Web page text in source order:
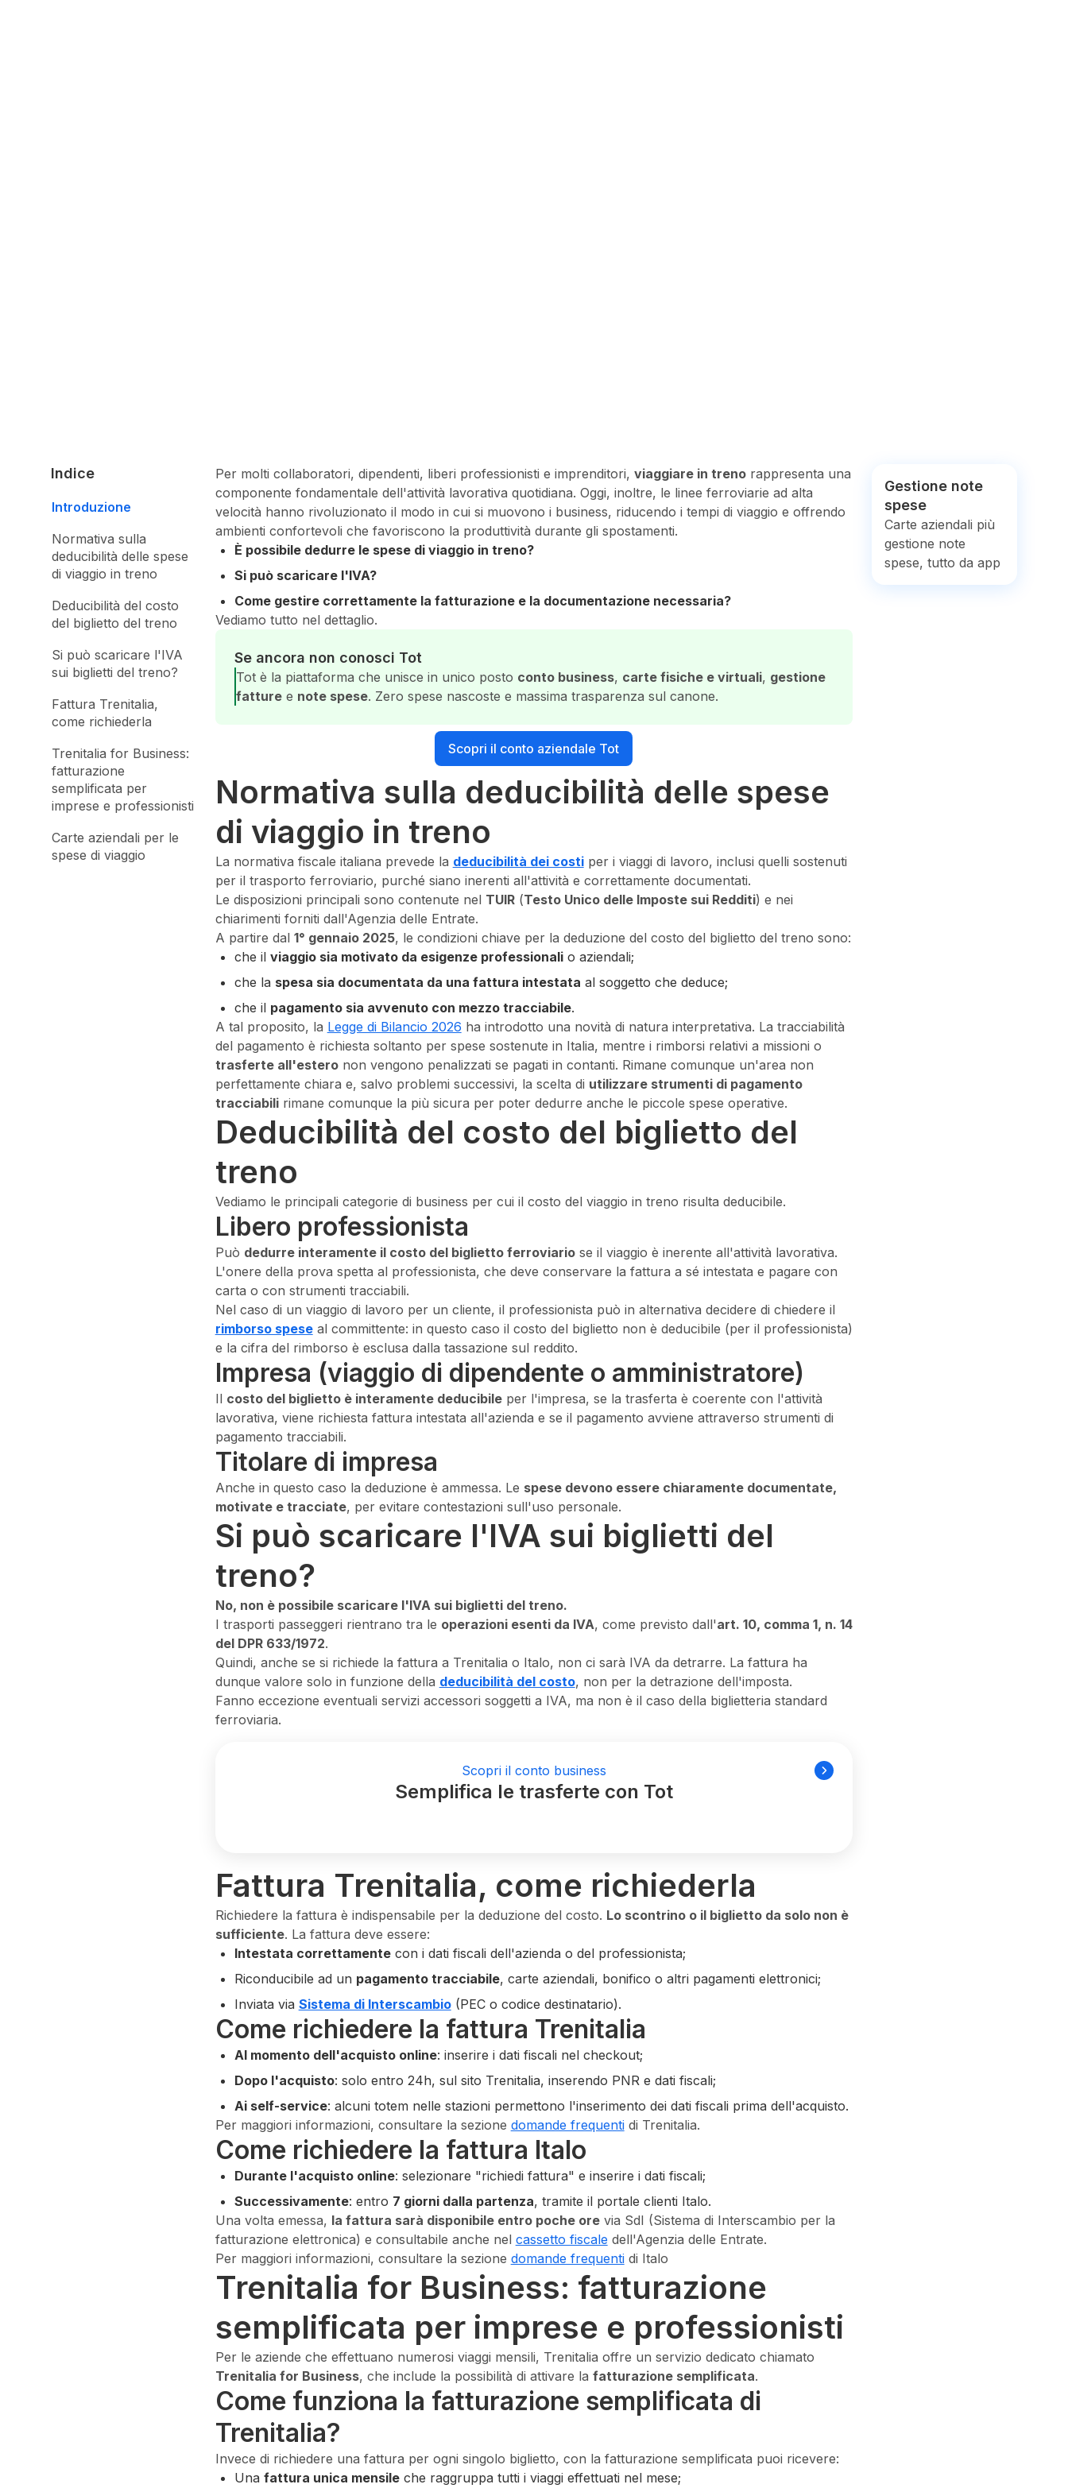
Indice
Introduzione
Normativa sulla
deducibilità delle spese
di viaggio in treno
Deducibilità del costo
del biglietto del treno
Si può scaricare l'IVA
sui biglietti del treno?
Fattura Trenitalia,
come richiederla
Trenitalia for Business:
fatturazione
semplificata per
imprese e professionisti
Carte aziendali per le
spese di viaggio
Per molti collaboratori, dipendenti, liberi professionisti e imprenditori, viaggiare in trenorappresenta una
componente fondamentale dell'attività lavorativa quotidiana. Oggi, inoltre, le linee ferroviarie ad alta
velocità hanno rivoluzionato il modo in cui si muovono i business, riducendo i tempi di viaggio e offrendo
ambienti confortevoli che favoriscono la produttività durante gli spostamenti.
È possibile dedurre le spese di viaggio in treno?
Si può scaricare l'IVA?
Come gestire correttamente la fatturazione e la documentazione necessaria?
Vediamo tutto nel dettaglio.
Se ancora non conosci Tot
Tot è la piattaforma che unisce in unico posto conto business, carte fisiche e virtuali, gestione
fatturee note spese. Zero spese nascoste e massima trasparenza sul canone.
Scopri il conto aziendale Tot
Normativa sulla deducibilità delle spese
di viaggio in treno
La normativa fiscale italiana prevede la deducibilità dei costiper i viaggi di lavoro, inclusi quelli sostenuti
per il trasporto ferroviario, purché siano inerenti all'attività e correttamente documentati.
Le disposizioni principali sono contenute nel TUIR(Testo Unico delle Imposte sui Redditi) e nei
chiarimenti forniti dall'Agenzia delle Entrate.
A partire dal 1° gennaio 2025, le condizioni chiave per la deduzione del costo del biglietto del treno sono:
che il viaggio sia motivato da esigenze professionalio aziendali;
che la spesa sia documentata da una fattura intestata al soggetto che deduce;
che il pagamento sia avvenuto con mezzo tracciabile.
A tal proposito, la Legge di Bilancio 2026 ha introdotto una novità di natura interpretativa. La tracciabilità
del pagamento è richiesta soltanto per spese sostenute in Italia, mentre i rimborsi relativi a missioni o
trasferte all'esteronon vengono penalizzati se pagati in contanti. Rimane comunque un'area non
perfettamente chiara e, salvo problemi successivi, la scelta di utilizzare strumenti di pagamento
tracciabilirimane comunque la più sicura per poter dedurre anche le piccole spese operative.
Deducibilità del costo del biglietto del
treno
Vediamo le principali categorie di business per cui il costo del viaggio in treno risulta deducibile.
Libero professionista
Può dedurre interamente il costo del biglietto ferroviariose il viaggio è inerente all'attività lavorativa.
L'onere della prova spetta al professionista, che deve conservare la fattura a sé intestata e pagare con
carta o con strumenti tracciabili.
Nel caso di un viaggio di lavoro per un cliente, il professionista può in alternativa decidere di chiedere il
rimborso speseal committente: in questo caso il costo del biglietto non è deducibile (per il professionista)
e la cifra del rimborso è esclusa dalla tassazione sul reddito.
Impresa (viaggio di dipendente o amministratore)
Il costo del biglietto è interamente deducibileper l'impresa, se la trasferta è coerente con l'attività
lavorativa, viene richiesta fattura intestata all'azienda e se il pagamento avviene attraverso strumenti di
pagamento tracciabili.
Titolare di impresa
Anche in questo caso la deduzione è ammessa. Le spese devono essere chiaramente documentate,
motivate e tracciate, per evitare contestazioni sull'uso personale.
Si può scaricare l'IVA sui biglietti del
treno?
No, non è possibile scaricare l'IVA sui biglietti del treno.
I trasporti passeggeri rientrano tra le operazioni esenti da IVA, come previsto dall'art. 10, comma 1, n. 14
del DPR 633/1972.
Quindi, anche se si richiede la fattura a Trenitalia o Italo, non ci sarà IVA da detrarre. La fattura ha
dunque valore solo in funzione della deducibilità del costo, non per la detrazione dell'imposta.
Fanno eccezione eventuali servizi accessori soggetti a IVA, ma non è il caso della biglietteria standard
ferroviaria.
Scopri il conto business
Semplifica le trasferte con Tot
Fattura Trenitalia, come richiederla
Richiedere la fattura è indispensabile per la deduzione del costo. Lo scontrino o il biglietto da solo non è
sufficiente. La fattura deve essere:
Intestata correttamentecon i dati fiscali dell'azienda o del professionista;
Riconducibile ad un pagamento tracciabile, carte aziendali, bonifico o altri pagamenti elettronici;
Inviata via Sistema di Interscambio(PEC o codice destinatario).
Come richiedere la fattura Trenitalia
Al momento dell'acquisto online: inserire i dati fiscali nel checkout;
Dopo l'acquisto: solo entro 24h, sul sito Trenitalia, inserendo PNR e dati fiscali;
Ai self-service: alcuni totem nelle stazioni permettono l'inserimento dei dati fiscali prima dell'acquisto.
Per maggiori informazioni, consultare la sezione domande frequentidi Trenitalia.
Come richiedere la fattura Italo
Durante l'acquisto online: selezionare "richiedi fattura" e inserire i dati fiscali;
Successivamente: entro 7 giorni dalla partenza, tramite il portale clienti Italo.
Una volta emessa, la fattura sarà disponibile entro poche orevia SdI (Sistema di Interscambio per la
fatturazione elettronica) e consultabile anche nel cassetto fiscale dell'Agenzia delle Entrate.
Per maggiori informazioni, consultare la sezione domande frequentidi Italo
Trenitalia for Business: fatturazione
semplificata per imprese e professionisti
Per le aziende che effettuano numerosi viaggi mensili, Trenitalia offre un servizio dedicato chiamato
Trenitalia for Business, che include la possibilità di attivare la fatturazione semplificata.
Come funziona la fatturazione semplificata di
Trenitalia?
Invece di richiedere una fattura per ogni singolo biglietto, con la fatturazione semplificata puoi ricevere:
Una fattura unica mensileche raggruppa tutti i viaggi effettuati nel mese;
Gestione note
spese
Carte aziendali più
gestione note
spese, tutto da app